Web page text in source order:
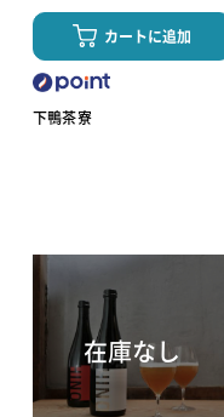
カートに追加
下鴨茶寮
在庫なし